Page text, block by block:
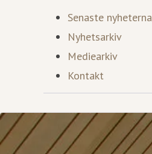
Senaste nyheterna
Nyhetsarkiv
Mediearkiv
Kontakt